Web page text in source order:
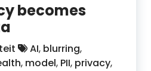
becomes
AI, blurring,
, model, PII, privacy,